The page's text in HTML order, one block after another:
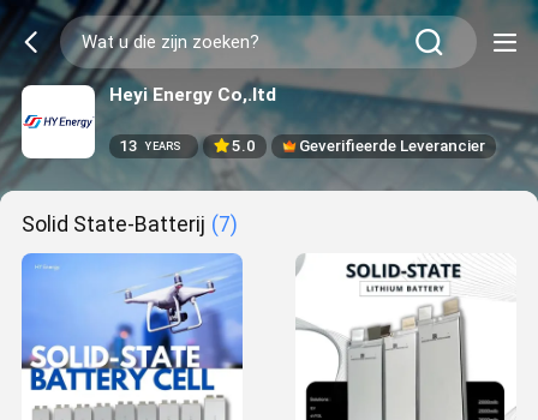
Heyi Energy Co,.ltd
13 YEARS 5.0 Geverifieerde Leverancier
Solid State-Batterij (7)